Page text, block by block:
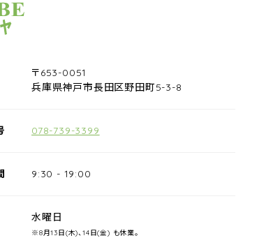
ョップナカゴヤ
〒653-0051
兵庫県神戸市長田区野田町5-3-8
078-739-3399
9:30 - 19:00
水曜日
※8月13日(木)、14日(金) も休業。